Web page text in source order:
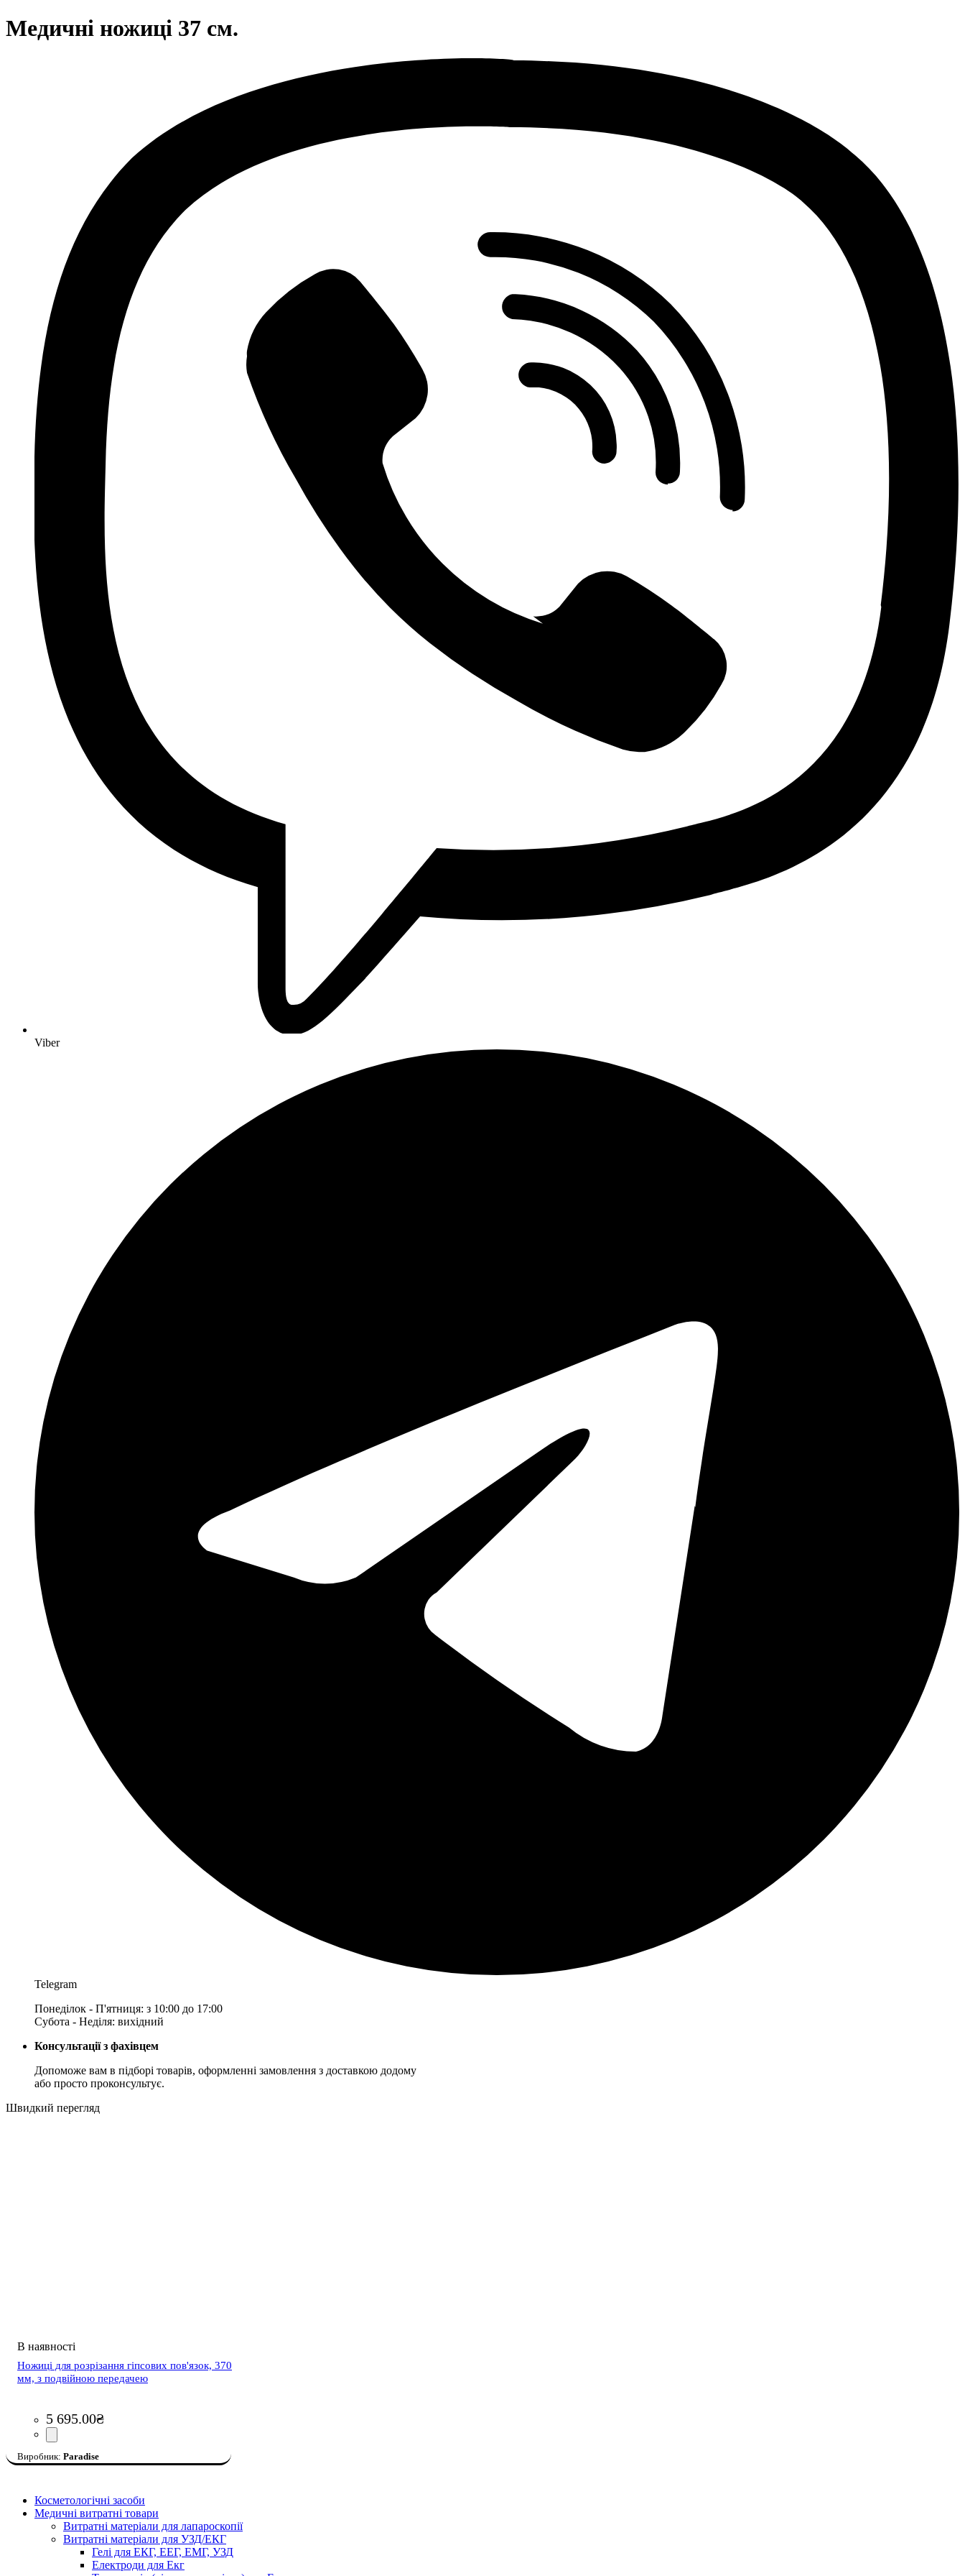
Медичні ножиці 37 см.
Viber
Telegram
Понеділок - П'ятниця: з 10:00 до 17:00
Субота - Неділя: вихідний
Консультації з фахівцем
Допоможе вам в підборі товарів, оформленні замовлення з доставкою додому
або просто проконсультує.
Швидкий перегляд
Ножиці для розрізання гіпсових пов'язок, 370
мм, з подвійною передачею
5 695.00₴
Paradise
Косметологічні засоби
Медичні витратні товари
Витратні матеріали для лапароскопії
Витратні матеріали для УЗД/ЕКГ
Гелі для ЕКГ, ЕЕГ, ЕМГ, УЗД
Електроди для Екг